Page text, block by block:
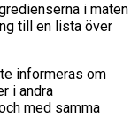
i maten
till en lista över
informeras om
i andra
med samma